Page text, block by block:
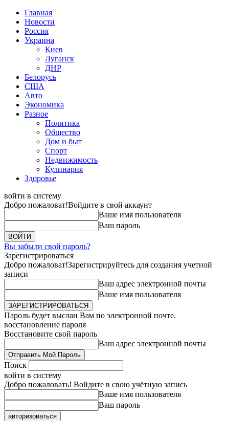
Главная
Новости
Россия
Украина
Киев
Луганск
ДНР
Белорусь
США
Авто
Экономика
Разное
Политика
Общество
Дом и быт
Спорт
Недвижимость
Кулинария
Здоровье
войти в систему
Добро пожаловат!Войдите в свой аккаунт
Ваше имя пользователя
Ваш пароль
Вы забыли свой пароль?
Зарегистрироваться
Добро пожаловат!Зарегистрируйтесь для создания учетной
записи
Ваш адрес электронной почты
Ваше имя пользователя
Пароль будет выслан Вам по электронной почте.
восстановление пароля
Восстановите свой пароль
Ваш адрес электронной почты
Поиск
войти в систему
Добро пожаловать! Войдите в свою учётную запись
Ваше имя пользователя
Ваш пароль